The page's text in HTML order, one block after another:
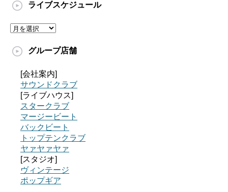
ライブスケジュール
グループ店舗
[会社案内]
サウンドクラブ
[ライブハウス]
スタークラブ
マージービート
バックビート
トップテンクラブ
ヤァヤァヤァ
[スタジオ]
ヴィンテージ
ポップギア